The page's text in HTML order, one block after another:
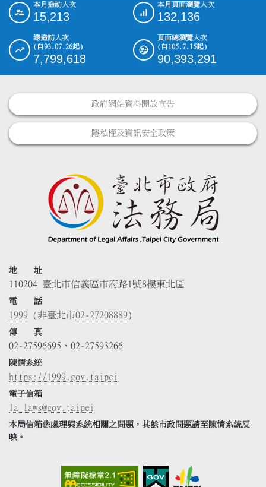
::: 本月造訪人次
15,213
本月頁面瀏覽人次
132,136
總造訪人次
(自93.07.26起)
7,799,618
頁面總瀏覽人次
(自105.7.15起)
90,393,291
政府網站資料開放宣告
隱私權及資訊安全政策
地 址
110204 臺北市信義區市府路1號8樓東北區
電 話
1999 (非臺北市02-27208889)
傳 真
02-27596695、02-27593266
陳情系統
https://1999.gov.taipei
電子信箱
la_laws@gov.taipei
本局信箱係處理與系統相關之問題，其餘市政問題請至陳情系統反
映。